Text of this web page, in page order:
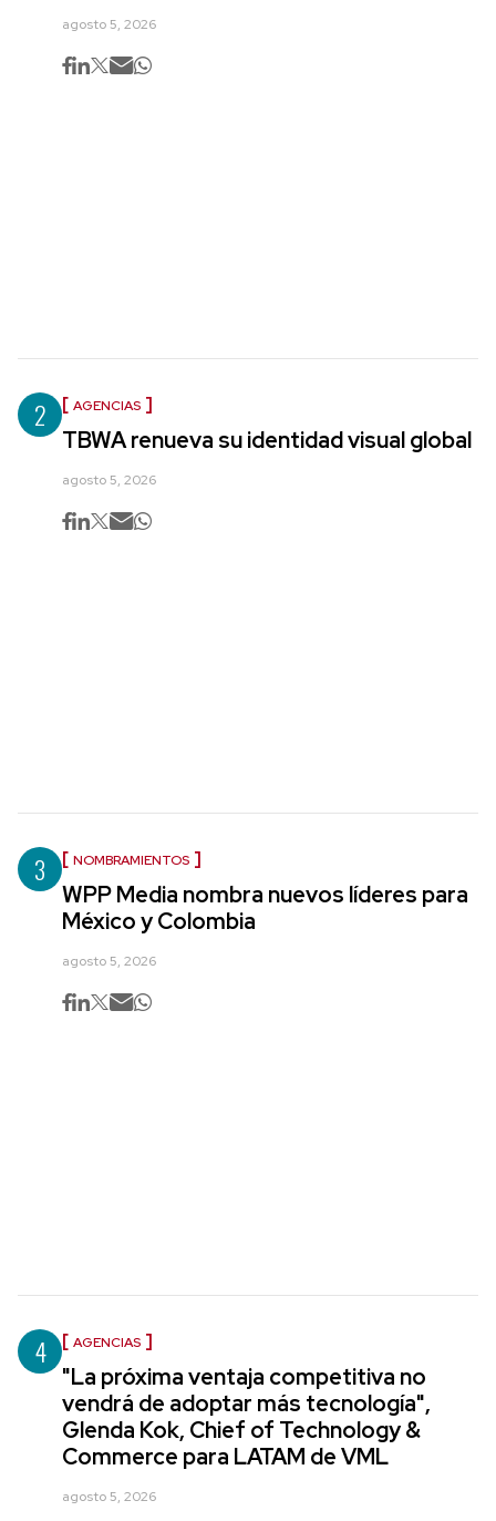
agosto 5, 2026
2 AGENCIAS
TBWA renueva su identidad visual global
agosto 5, 2026
3 NOMBRAMIENTOS
WPP Media nombra nuevos líderes para
México y Colombia
agosto 5, 2026
4 AGENCIAS
"La próxima ventaja competitiva no
vendrá de adoptar más tecnología",
Glenda Kok, Chief of Technology &
Commerce para LATAM de VML
agosto 5, 2026